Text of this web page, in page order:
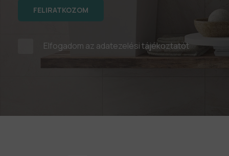
FELIRATKOZOM
Elfogadom az adatezelési tájékoztatót